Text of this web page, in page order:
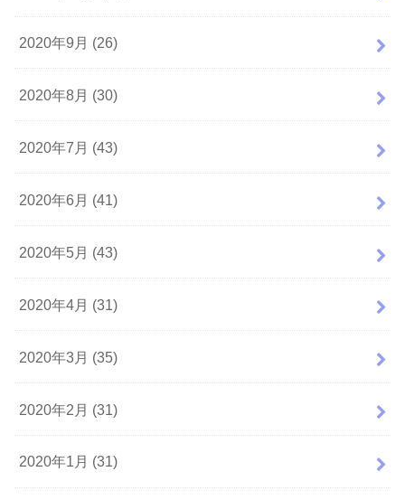
2020年9月 (26)
2020年8月 (30)
2020年7月 (43)
2020年6月 (41)
2020年5月 (43)
2020年4月 (31)
2020年3月 (35)
2020年2月 (31)
2020年1月 (31)